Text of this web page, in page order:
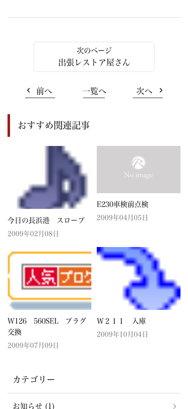
出張レストア屋さん
前へ 一覧へ 次へ
おすすめ関連記事
今日の長浜港 スロープ
2009年02月08日
E230車検前点検
2009年04月05日
W126 560SEL プラグ
交換
2009年07月09日
Ｗ２１１ 入庫
2009年10月04日
カテゴリー
お知らせ (1)